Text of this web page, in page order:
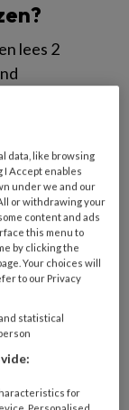
lees 2
data, like browsing
I Accept enables
under we and our
or withdrawing your
content and ads
this menu to
by clicking the
Your choices will
to our Privacy
statistical
for